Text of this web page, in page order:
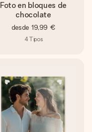
Foto en bloques de
chocolate
desde 19,99 €
4Tipos